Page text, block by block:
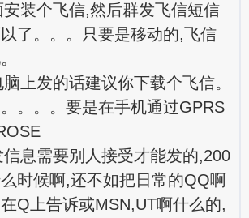
装个飞信,然后群发飞信短信
了。。。只要是移动的,飞信
上发的话建议你下载个飞信。
。。。要是在手机通过GPRS
息需要别人接受才能发的,200
时候啊,还不如把日常的QQ啊
Q上告诉或MSN,UT啊什么的,